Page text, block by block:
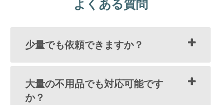
よくある質問
少量でも依頼できますか？
大量の不用品でも対応可能です
か？